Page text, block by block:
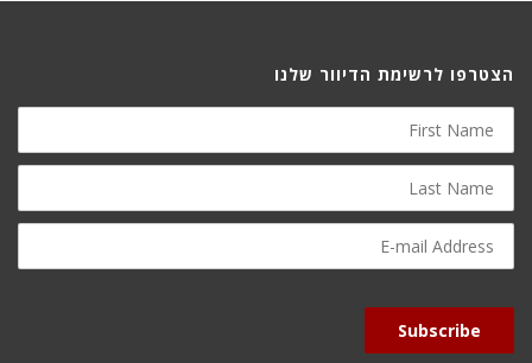
הצטרפו לרשימת הדיוור שלנו
First
Name
Last
Name
E-
mail
Subscribe